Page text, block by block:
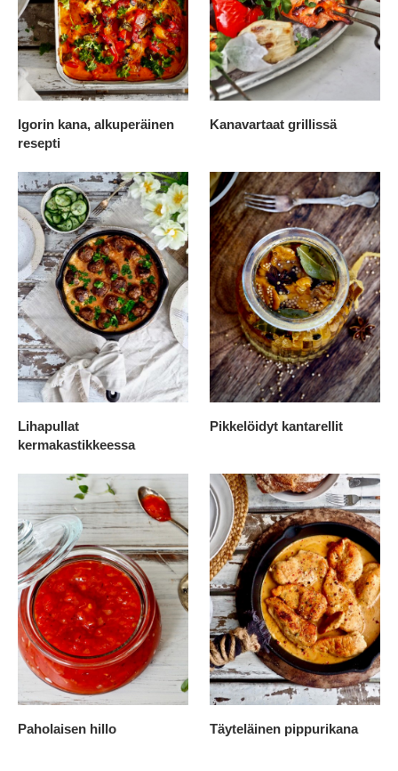
Igorin kana, alkuperäinen
resepti
Kanavartaat grillissä
Lihapullat
kermakastikkeessa
Pikkelöidyt kantarellit
Paholaisen hillo Täyteläinen pippurikana